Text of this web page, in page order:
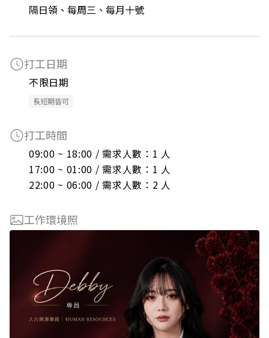
隔日領、每周三、每月十號
打工日期
不限日期
長短期皆可
打工時間
09:00 ~ 18:00 / 需求人數：1 人
17:00 ~ 01:00 / 需求人數：1 人
22:00 ~ 06:00 / 需求人數：2 人
工作環境照